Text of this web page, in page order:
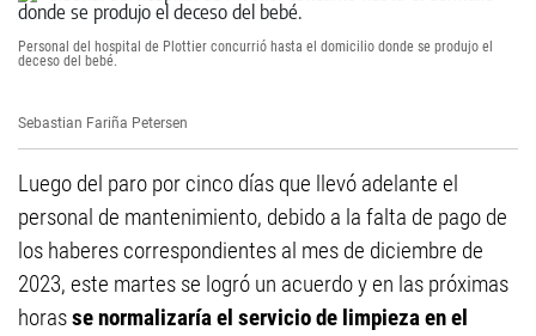
Personal del hospital de Plottier concurrió hasta el domicilio donde se produjo el
deceso del bebé.
Sebastian Fariña Petersen
Luego del paro por cinco días que llevó adelante el
personal de mantenimiento, debido a la falta de pago de
los haberes correspondientes al mes de diciembre de
2023, este martes se logró un acuerdo y en las próximas
horasse normalizaría el servicio de limpieza en el